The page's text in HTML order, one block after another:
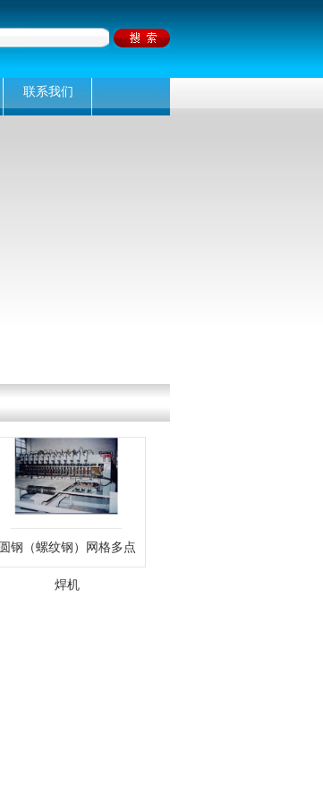
联系我们
圆钢（螺纹钢）网格多点
焊机